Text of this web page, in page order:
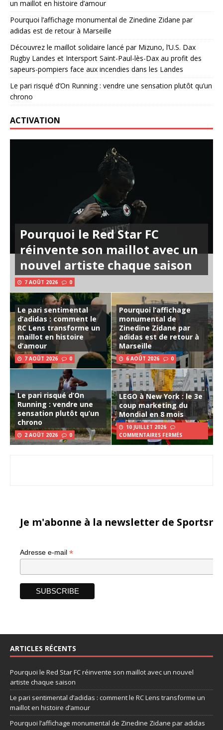
un maillot en histoire d’amour
Pourquoi l’affichage monumental de Zinedine Zidane par
adidas est de retour à Marseille
Découvrez le maillot solidaire lancé par Mizuno, l’U.S. Dax
Rugby Landes et Intersport Saint-Paul-lès-Dax au profit des
sapeurs-pompiers face aux incendies dans les Landes
Le pari risqué d’On Running : vendre une sensation plutôt qu’un
chrono
ACTIVATION
Pourquoi le Red Star FC
réinvente son maillot avec un
nouvel artiste chaque saison
7 AOÛT 2026 0
Le pari sentimental
d’adidas : comment le
RC Lens transforme un
maillot en histoire
d’amour
7 AOÛT 2026 0
Pourquoi l’affichage
monumental de
Zinedine Zidane par
adidas est de retour à
Marseille
6 AOÛT 2026 0
Le pari risqué d’On
Running : vendre une
sensation plutôt qu’un
chrono
2 AOÛT 2026 0
LEGO à New York : le 3e
coup marketing du
Mondial en 8 mois
10 JUILLET 2026
COMMENTAIRES FERMÉS
Je m'abonne à la newsletter de
Adresse e-mail *
ARTICLES RÉCENTS
Pourquoi le Red Star FC réinvente son maillot avec un nouvel
artiste chaque saison
Le pari sentimental d’adidas : comment le RC Lens transforme un
maillot en histoire d’amour
Pourquoi l’affichage monumental de Zinedine Zidane par adidas